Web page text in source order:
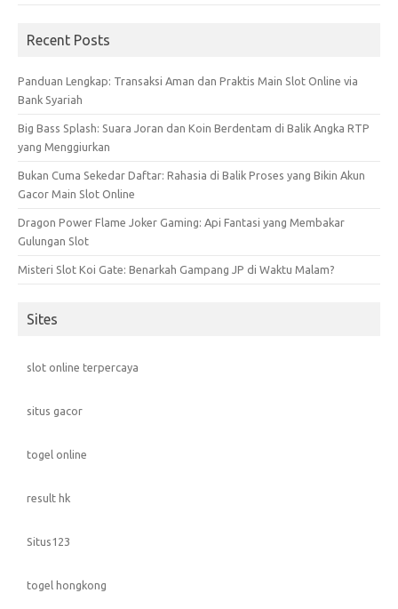
Recent Posts
Panduan Lengkap: Transaksi Aman dan Praktis Main Slot Online via
Bank Syariah
Big Bass Splash: Suara Joran dan Koin Berdentam di Balik Angka RTP
yang Menggiurkan
Bukan Cuma Sekedar Daftar: Rahasia di Balik Proses yang Bikin Akun
Gacor Main Slot Online
Dragon Power Flame Joker Gaming: Api Fantasi yang Membakar
Gulungan Slot
Misteri Slot Koi Gate: Benarkah Gampang JP di Waktu Malam?
Sites
slot online terpercaya
situs gacor
togel online
result hk
Situs123
togel hongkong